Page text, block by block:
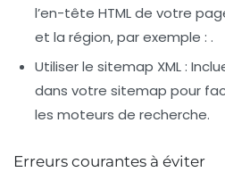
l’en-tête HTML de votre
et la région, par exemple : .
Utiliser le sitemap XML:
dans votre sitemap pour
les moteurs de recherche.
Erreurs courantes à éviter